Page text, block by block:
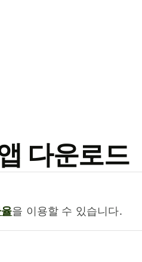
다운로드
을 이용할 수 있습니다.